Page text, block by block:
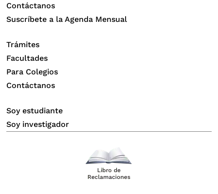
Contáctanos
Suscríbete a la Agenda Mensual
Trámites
Facultades
Para Colegios
Contáctanos
Soy estudiante
Soy investigador